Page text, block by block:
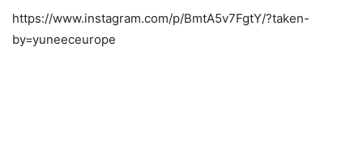
https://www.instagram.com/p/BmtA5v7FgtY/?taken-
by=yuneeceurope